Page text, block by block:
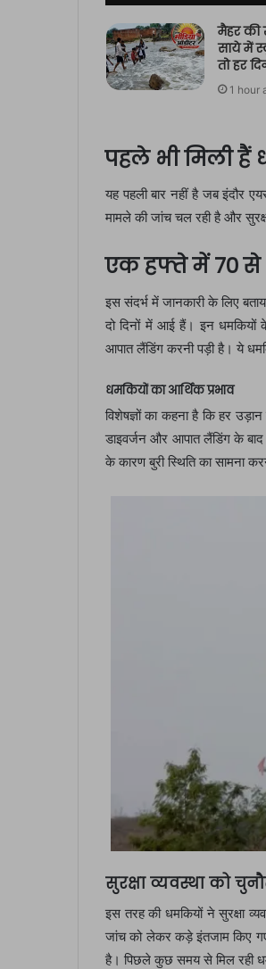
मैहर
साये में
तो हर
1 hour
पहले भी मिली हैं
यह पहली बार नहीं है जब इंदौर
मामले की जांच चल रही है और
एक हफ्ते में 70 से
इस संदर्भ में जानकारी के लिए
दो दिनों में आई हैं। इन धमकियों
आपात लैंडिंग करनी पड़ी है। ये
धमकियों का आर्थिक प्रभाव
विशेषज्ञों का कहना है कि हर
डाइवर्जन और आपात लैंडिंग के
के कारण बुरी स्थिति का सामना
सुरक्षा व्यवस्था को
इस तरह की धमकियों ने सुरक्षा
जांच को लेकर कड़े इंतजाम किए गए
है। पिछले कुछ समय से मिल रही